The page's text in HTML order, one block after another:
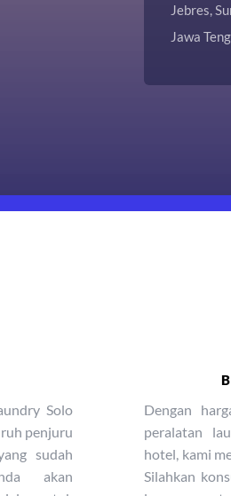
Jebres,
Jawa
Solo
penjuru
sudah
akan
Dengan
peralatan
hotel, kami
Silahkan